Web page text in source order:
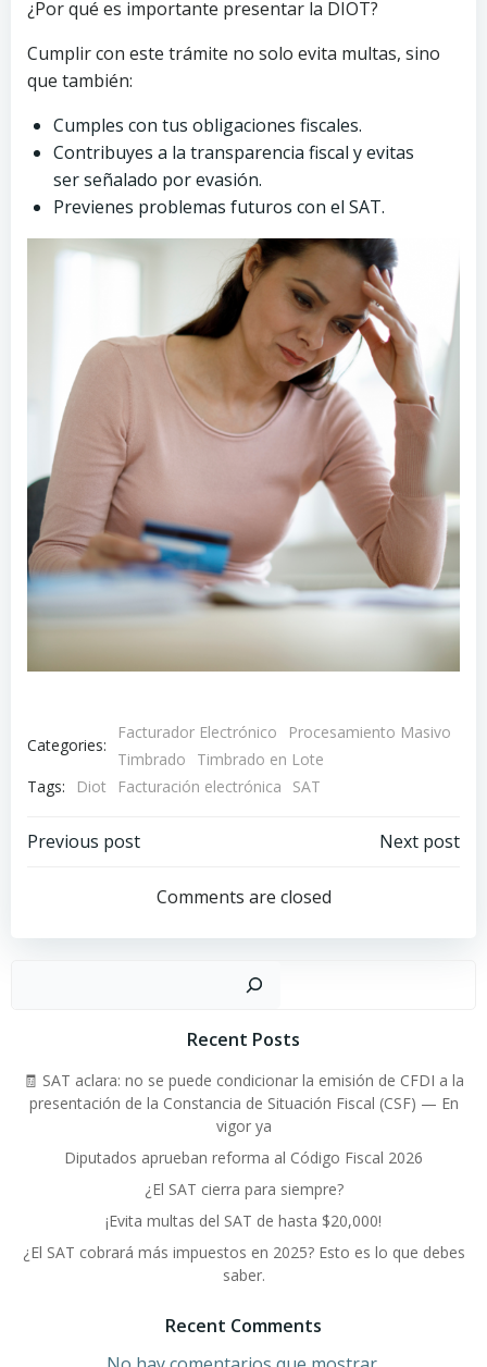
¿Por qué es importante presentar la DIOT?
Cumplir con este trámite no solo evita multas, sino
que también:
Cumples con tus obligaciones fiscales.
Contribuyes a la transparencia fiscal y evitas
ser señalado por evasión.
Previenes problemas futuros con el SAT.
Categories:
Facturador Electrónico
Procesamiento Masivo
Timbrado
Timbrado en Lote
Tags:
Diot Facturación electrónica SAT
Navegación
las
Previous post
Navegación
por
las
entradas
Next post
Comments are closed
Buscar
Recent Posts
🧾 SAT aclara: no se puede condicionar la emisión de CFDI a la
presentación de la Constancia de Situación Fiscal (CSF) — En
vigor ya
Diputados aprueban reforma al Código Fiscal 2026
¿El SAT cierra para siempre?
¡Evita multas del SAT de hasta $20,000!
¿El SAT cobrará más impuestos en 2025? Esto es lo que debes
saber.
Recent Comments